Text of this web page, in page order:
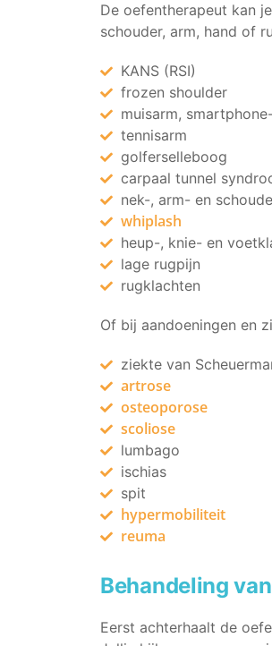
De oefentherapeut kan
schouder, arm, hand of
KANS (RSI)
frozen shoulder
muisarm,
tennisarm
golferselleboog
carpaal tunnel
nek-, arm- en
whiplash
heup-, knie- en
lage rugpijn
rugklachten
Of bij aandoeningen en
ziekte van
artrose
osteoporose
scoliose
lumbago
ischias
spit
hypermobiliteit
reuma
Behandeling
Eerst achterhaalt de